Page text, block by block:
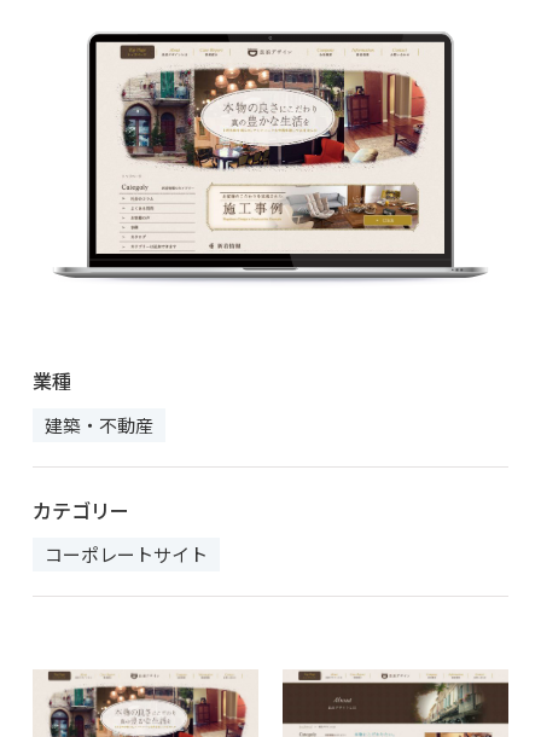
業種
建築・不動産
カテゴリー
コーポレートサイト